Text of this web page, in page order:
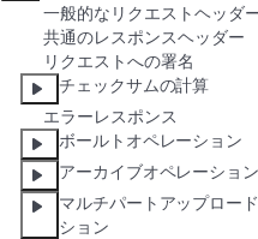
一般的なリクエストヘッダ
共通のレスポンスヘッダー
リクエストへの署名
チェックサムの計算
エラーレスポンス
ボールトオペレーション
アーカイブオペレーション
マルチパートアップロー
ション